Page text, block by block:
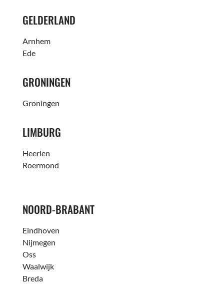
GELDERLAND
Arnhem
Ede
GRONINGEN
Groningen
LIMBURG
Heerlen
Roermond
NOORD-BRABANT
Eindhoven
Nijmegen
Oss
Waalwijk
Breda